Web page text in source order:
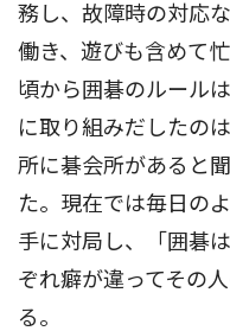
務し、故障時の対応
働き、遊びも含めて
頃から囲碁のルール
に取り組みだしたの
所に碁会所があると
た。現在では毎日の
手に対局し、「囲碁
ぞれ癖が違ってその
る。